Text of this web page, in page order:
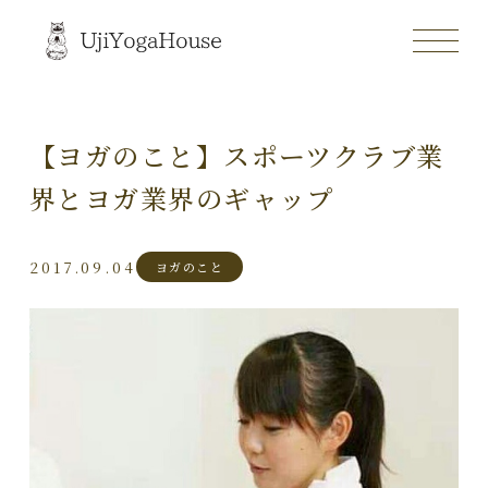
【ヨガのこと】スポーツクラブ業
界とヨガ業界のギャップ
2017.09.04 ヨガのこと